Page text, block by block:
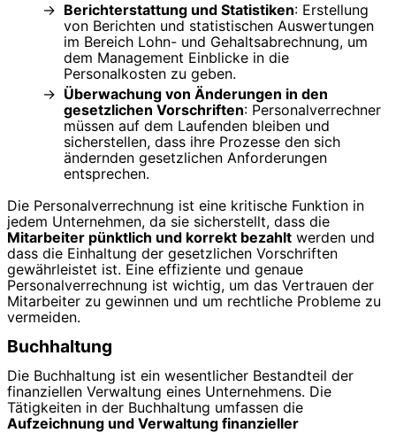
Berichterstattung und Statistiken: Erstellung
von Berichten und statistischen Auswertungen
im Bereich Lohn- und Gehaltsabrechnung, um
dem Management Einblicke in die
Personalkosten zu geben.
Überwachung von Änderungen in den
gesetzlichen Vorschriften: Personalverrechner
müssen auf dem Laufenden bleiben und
sicherstellen, dass ihre Prozesse den sich
ändernden gesetzlichen Anforderungen
entsprechen.
Die Personalverrechnung ist eine kritische Funktion in
jedem Unternehmen, da sie sicherstellt, dass die
Mitarbeiter pünktlich und korrekt bezahlt werden und
dass die Einhaltung der gesetzlichen Vorschriften
gewährleistet ist. Eine effiziente und genaue
Personalverrechnung ist wichtig, um das Vertrauen der
Mitarbeiter zu gewinnen und um rechtliche Probleme zu
vermeiden.
Buchhaltung
Die Buchhaltung ist ein wesentlicher Bestandteil der
finanziellen Verwaltung eines Unternehmens. Die
Tätigkeiten in der Buchhaltung umfassen die
Aufzeichnung und Verwaltung finanzieller